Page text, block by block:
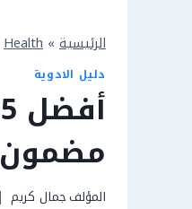
الرئيسية »
Health
دليل الادوية
مضمون 100% !!
المؤلفجمال كريم